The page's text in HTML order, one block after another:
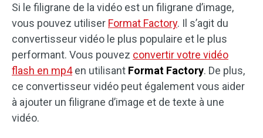
Si le filigrane de la vidéo est un filigrane d’image,
vous pouvez utiliser Format Factory. Il s’agit du
convertisseur vidéo le plus populaire et le plus
performant. Vous pouvez convertir votre vidéo
flash en mp4en utilisant Format Factory. De plus,
ce convertisseur vidéo peut également vous aider
à ajouter un filigrane d’image et de texte à une
vidéo.